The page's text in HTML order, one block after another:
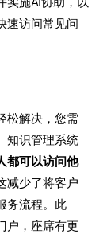
速访问常见问
解决，您需
知识管理系统
都可以访问他
减少了将客户
务流程。此
户，座席有更